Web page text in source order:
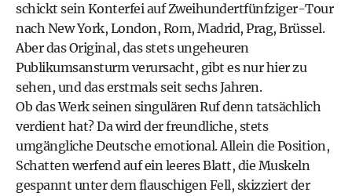
schickt sein Konterfei auf Zweihundertfünfziger-Tour
nach New York, London, Rom, Madrid, Prag, Brüssel.
Aber das Original, das stets ungeheuren
Publikumsansturm verursacht, gibt es nur hier zu
sehen, und das erstmals seit sechs Jahren.
Ob das Werk seinen singulären Ruf denn tatsächlich
verdient hat? Da wird der freundliche, stets
umgängliche Deutsche emotional. Allein die Position,
Schatten werfend auf ein leeres Blatt, die Muskeln
gespannt unter dem flauschigen Fell, skizziert der